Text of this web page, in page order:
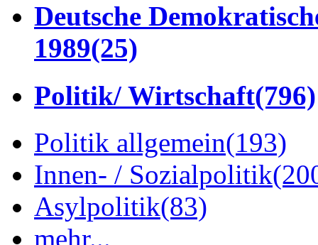
Deutsche
1989(25)
Politik/ Wirtschaft(796)
Politik allgemein(193)
Innen- / Sozialpolitik
Asylpolitik(83)
mehr...